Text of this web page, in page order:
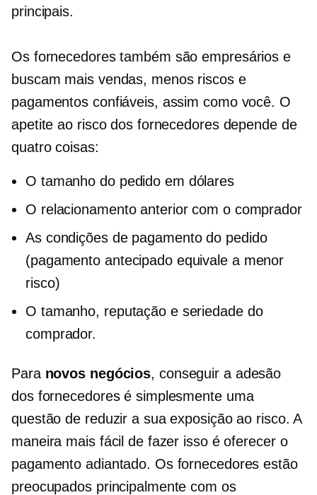
principais.
Os fornecedores também são empresários e
buscam mais vendas, menos riscos e
pagamentos confiáveis, assim como você. O
apetite ao risco dos fornecedores depende de
quatro coisas:
O tamanho do pedido em dólares
O relacionamento anterior com o comprador
As condições de pagamento do pedido
(pagamento antecipado equivale a menor
risco)
O tamanho, reputação e seriedade do
comprador.
Para novos negócios, conseguir a adesão
dos fornecedores é simplesmente uma
questão de reduzir a sua exposição ao risco. A
maneira mais fácil de fazer isso é oferecer o
pagamento adiantado. Os fornecedores estão
preocupados principalmente com os